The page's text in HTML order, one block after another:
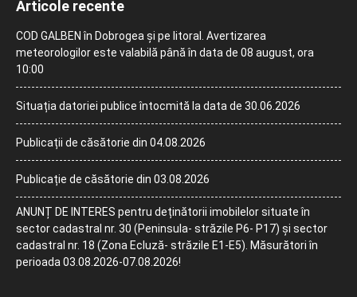
Articole recente
COD GALBEN în Dobrogea și pe litoral. Avertizarea
meteorologilor este valabilă până în data de 08 august, ora
10:00
Situația datoriei publice întocmită la data de 30.06.2026
Publicații de căsătorie din 04.08.2026
Publicație de căsătorie din 03.08.2026
ANUNȚ DE INTERES pentru deținătorii imobilelor situate în
sector cadastral nr. 30 (Peninsula- străzile P6- P17) și sector
cadastral nr. 18 (Zona Ecluză- străzile E1-E5). Măsurători în
perioada 03.08.2026-07.08.2026!